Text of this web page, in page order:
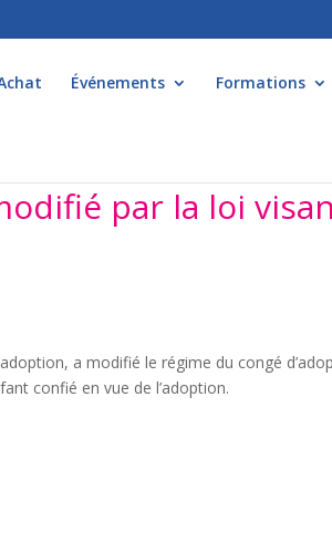
Événements Formations
par la loi
a modifié le régime du congé
confié en vue de l’adoption.